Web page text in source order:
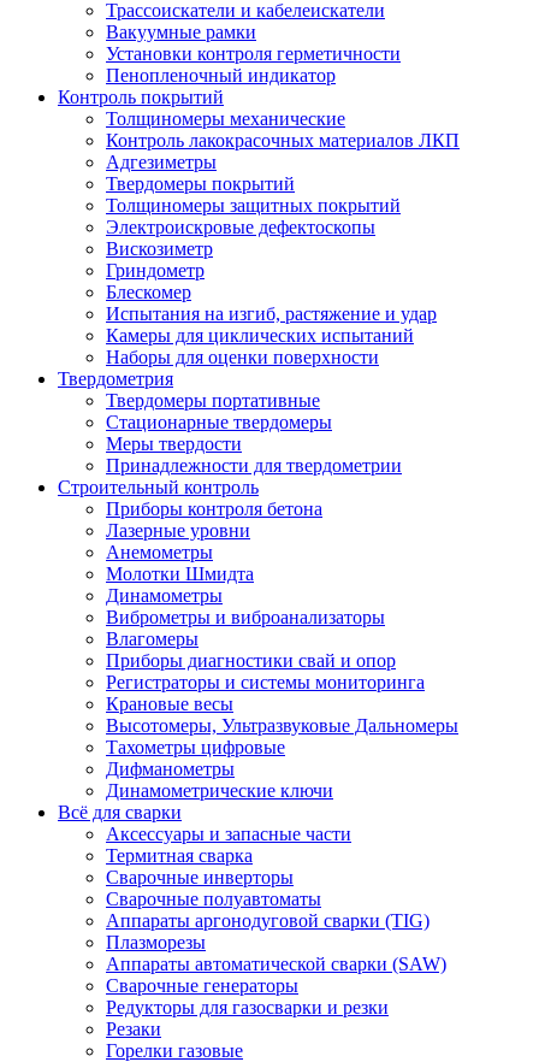
Трассоискатели и кабелеискатели
Вакуумные рамки
Установки контроля герметичности
Пенопленочный индикатор
Контроль покрытий
Толщиномеры механические
Контроль лакокрасочных материалов ЛКП
Адгезиметры
Твердомеры покрытий
Толщиномеры защитных покрытий
Электроискровые дефектоскопы
Вискозиметр
Гриндометр
Блескомер
Испытания на изгиб, растяжение и удар
Камеры для циклических испытаний
Наборы для оценки поверхности
Твердометрия
Твердомеры портативные
Стационарные твердомеры
Меры твердости
Принадлежности для твердометрии
Строительный контроль
Приборы контроля бетона
Лазерные уровни
Анемометры
Молотки Шмидта
Динамометры
Виброметры и виброанализаторы
Влагомеры
Приборы диагностики свай и опор
Регистраторы и системы мониторинга
Крановые весы
Высотомеры, Ультразвуковые Дальномеры
Тахометры цифровые
Дифманометры
Динамометрические ключи
Всё для сварки
Аксессуары и запасные части
Термитная сварка
Сварочные инверторы
Сварочные полуавтоматы
Аппараты аргонодуговой сварки (TIG)
Плазморезы
Аппараты автоматической сварки (SAW)
Сварочные генераторы
Редукторы для газосварки и резки
Резаки
Горелки газовые